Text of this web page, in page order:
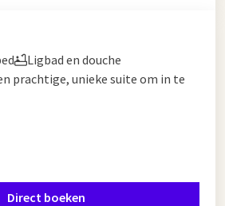
Ligbad en douche
prachtige, unieke suite om in te
Direct boeken